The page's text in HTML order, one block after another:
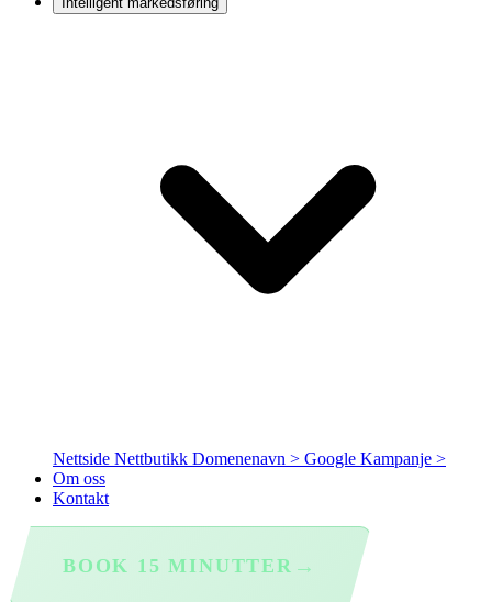
Nettside Nettbutikk Domenenavn > Google Kampanje >
Om oss
Kontakt
BOOK 15 MINUTTER →